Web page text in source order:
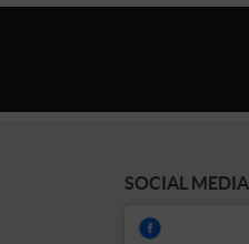
SOCIAL MEDIA